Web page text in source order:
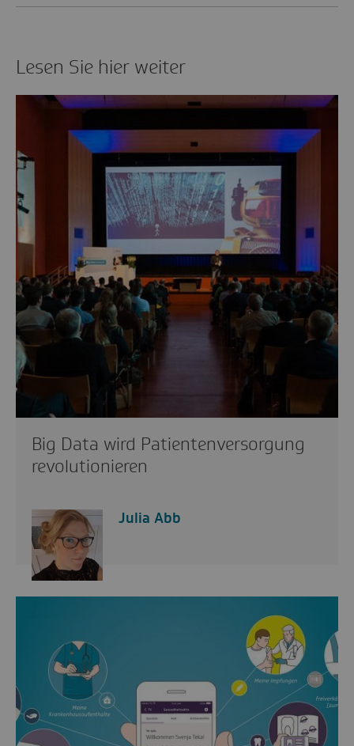
Lesen Sie hier weiter
Big Data wird Patientenversorgung
revolutionieren
Julia Abb